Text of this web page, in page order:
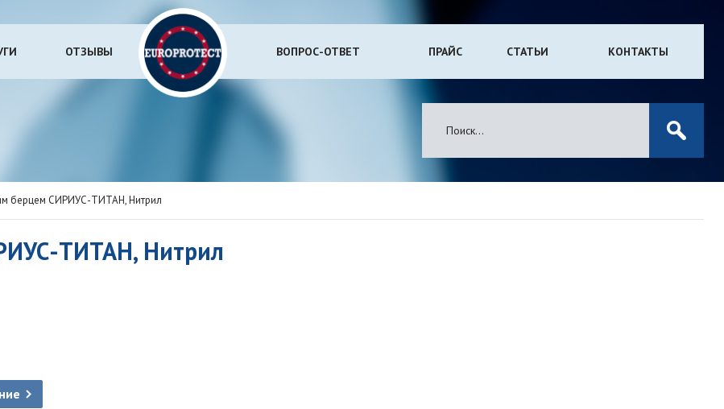
ОТЗЫВЫ ВОПРОС-ОТВЕТ ПРАЙС СТАТЬИ КОНТАКТЫ
берцем СИРИУС-ТИТАН, Нитрил
ТИТАН, Нитрил